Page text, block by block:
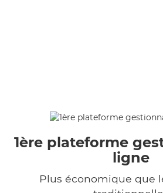
1ère plateforme
ligne
Plus économique que